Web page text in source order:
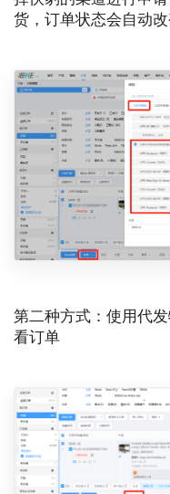
货，订单状态会自动改
第二种方式：使用代
看订单